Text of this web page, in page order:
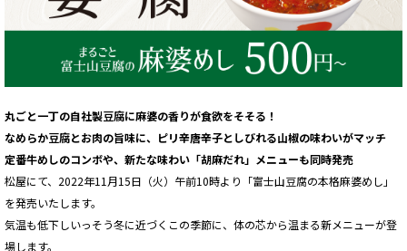
丸ごと一丁の自社製豆腐に麻婆の香りが食欲をそそる！
なめらか豆腐とお肉の旨味に、ピリ辛唐辛子としびれる山椒の味わいがマッチ
定番牛めしのコンボや、新たな味わい「胡麻だれ」メニューも同時発売
松屋にて、2022年11月15日（火）午前10時より「富士山豆腐の本格麻婆めし」
を発売いたします。
気温も低下しいっそう冬に近づくこの季節に、体の芯から温まる新メニューが登
場します。